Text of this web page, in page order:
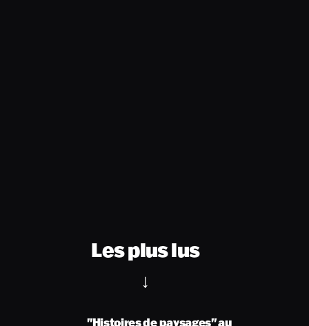
Les plus lus
"Histoires de paysages" au